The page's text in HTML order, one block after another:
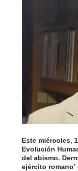
Este miércoles,
Evolución
del abismo.
ejército